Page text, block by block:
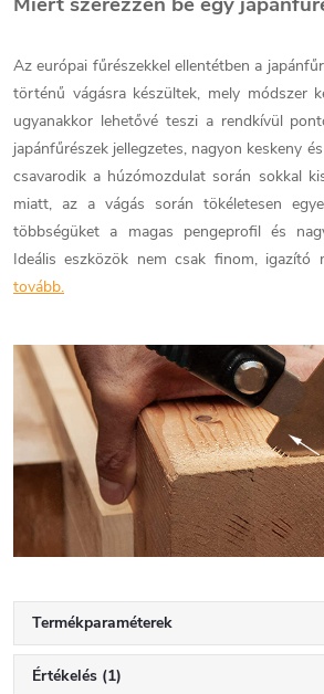
Az európai fűrészekkel ellentétben a
történű vágásra készültek, mely módszer
ugyanakkor lehetővé teszi a rendkívül
japánfűrészek jellegzetes, nagyon keskeny
csavarodik a húzómozdulat során sokkal
miatt, az a vágás során tökéletesen
többségüket a magas pengeprofil és
Ideális eszközök nem csak finom, igazító
tovább.
Termékparaméterek
Értékelés (1)